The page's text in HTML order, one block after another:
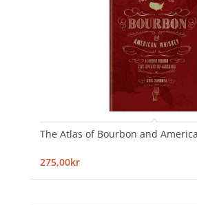
The Atlas of Bourbon and
275,00kr